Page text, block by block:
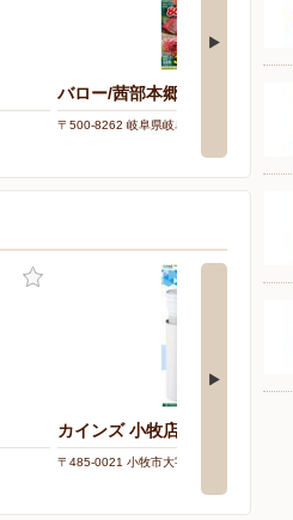
バロー/茜部本郷店
〒500-8262 岐阜県岐阜市茜部本郷2-11
カインズ 小牧店
〒485-0021 小牧市大字二重堀字芒原81